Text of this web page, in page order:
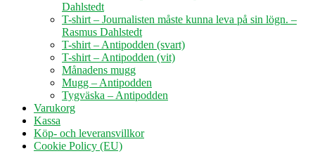
Dahlstedt
T-shirt – Journalisten måste kunna leva på sin lögn. –
Rasmus Dahlstedt
T-shirt – Antipodden (svart)
T-shirt – Antipodden (vit)
Månadens mugg
Mugg – Antipodden
Tygväska – Antipodden
Varukorg
Kassa
Köp- och leveransvillkor
Cookie Policy (EU)